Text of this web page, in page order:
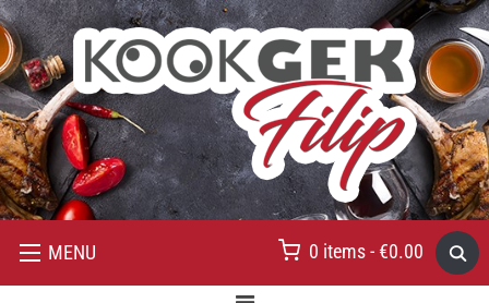
MENU 0 items - €0.00